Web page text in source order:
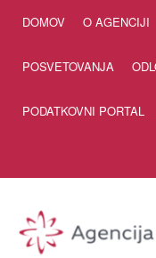
DOMOV O AGENCIJI
POSVETOVANJA
PODATKOVNI PORTAL